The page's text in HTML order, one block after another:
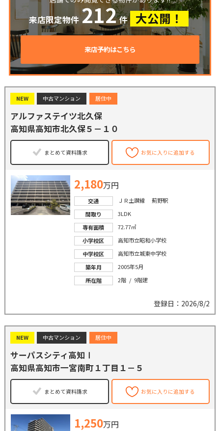
来店限定物件 212 件 大公開！
来店予約はこちら
NEW 中古マンション 居住中
アルファステイツ北久保
高知県高知市北久保５－１０
まとめて資料請求 お気に入りに追加する
2,180万円
交通
ＪＲ土讃線 薊野駅
間取り
3LDK
専有面積
72.77㎡
小学校区
高知市立昭和小学校
中学校区
高知市立城東中学校
築年月
2005年5月
所在階
2階 / 9階建
登録日：2026/8/2
NEW 中古マンション 居住中
サーパスシティ高知Ⅰ
高知県高知市一宮南町１丁目１－５
まとめて資料請求 お気に入りに追加する
1,250万円